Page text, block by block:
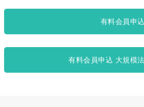
有料会員申
有料会員申込 大規模